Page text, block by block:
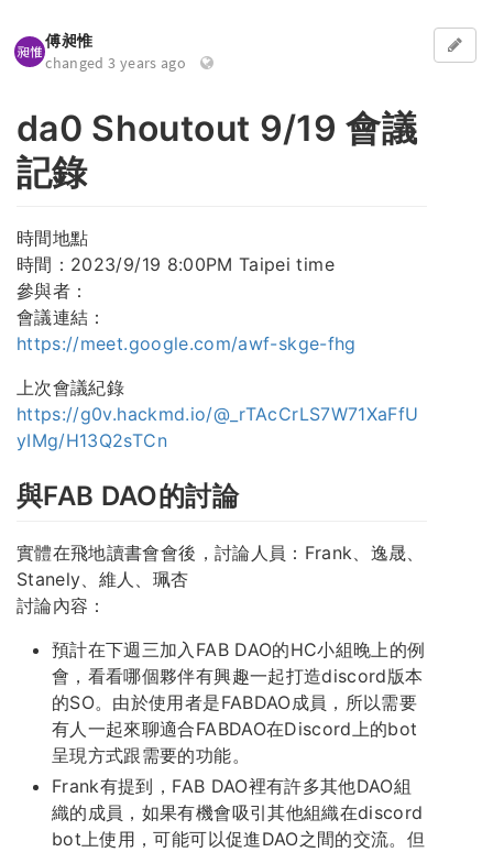
傅昶惟
changed 3 years ago
da0 Shoutout 9/19 會議
記錄
時間地點
時間：2023/9/19 8:00PM Taipei time
參與者：
會議連結：
https://meet.google.com/awf-skge-fhg
上次會議紀錄
https://g0v.hackmd.io/@_rTAcCrLS7W71XaFfU
yIMg/H13Q2sTCn
與FAB DAO的討論
實體在飛地讀書會會後，討論人員：Frank、逸晟、
Stanely、維人、珮杏
討論內容：
預計在下週三加入FAB DAO的HC小組晚上的例
會，看看哪個夥伴有興趣一起打造discord版本
的SO。由於使用者是FABDAO成員，所以需要
有人一起來聊適合FABDAO在Discord上的bot
呈現方式跟需要的功能。
Frank有提到，FAB DAO裡有許多其他DAO組
織的成員，如果有機會吸引其他組織在discord
bot上使用，可能可以促進DAO之間的交流。但